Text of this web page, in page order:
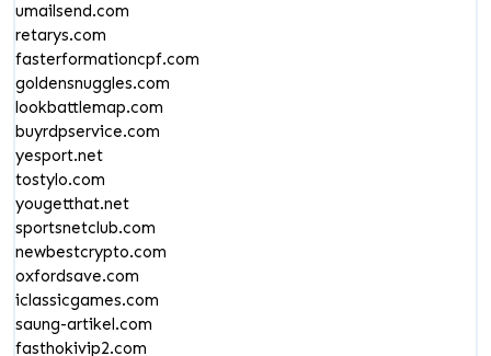
umailsend.com
retarys.com
fasterformationcpf.com
goldensnuggles.com
lookbattlemap.com
buyrdpservice.com
yesport.net
tostylo.com
yougetthat.net
sportsnetclub.com
newbestcrypto.com
oxfordsave.com
iclassicgames.com
saung-artikel.com
fasthokivip2.com